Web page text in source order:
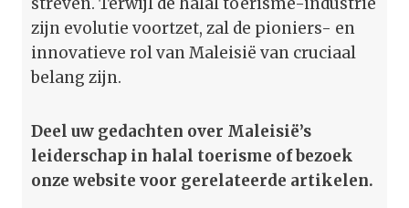
zijn evolutie voortzet, zal de pioniers- en
innovatieve rol van Maleisië van cruciaal
belang zijn.
Deel uw gedachten over Maleisië’s
leiderschap in halal toerisme of bezoek
onze website voor gerelateerde artikelen.